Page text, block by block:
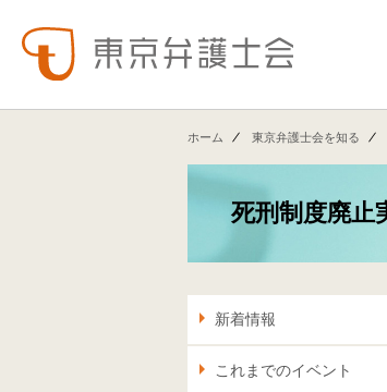
ホーム 東京弁護士会を知る
死刑制度廃止
新着情報
これまでのイベント